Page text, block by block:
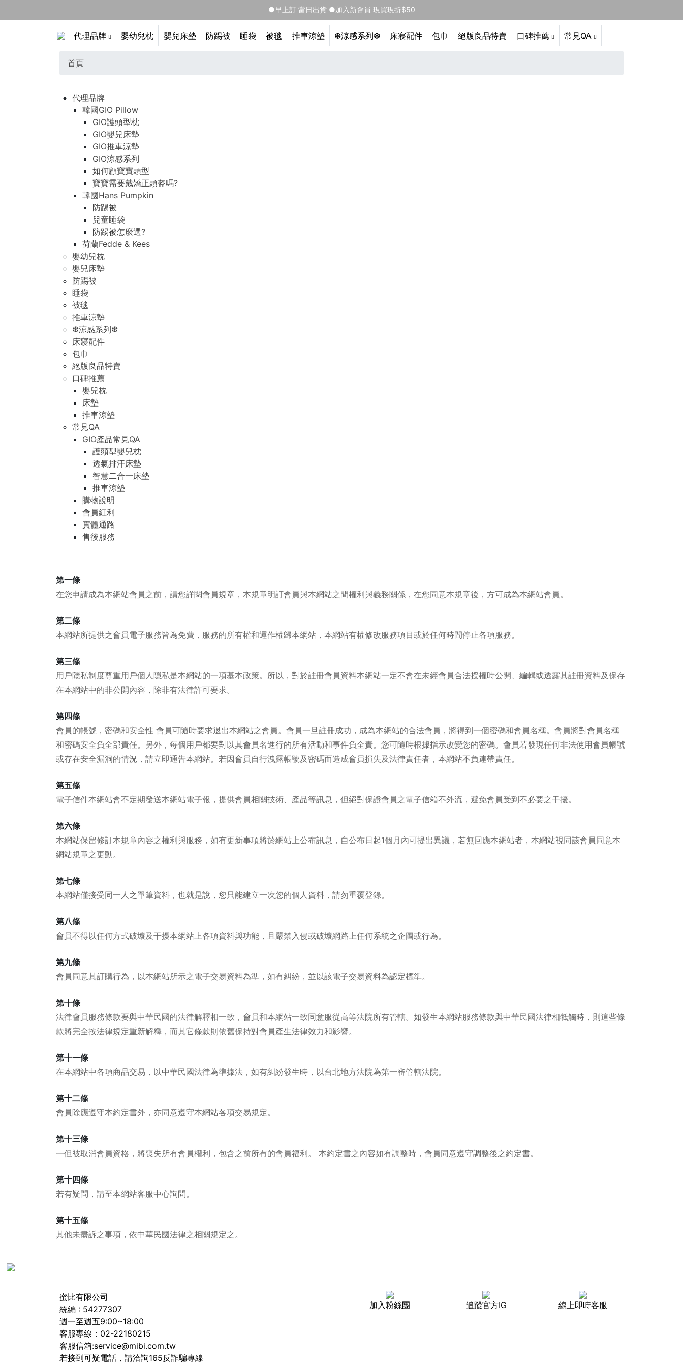
代理品牌 嬰幼兒枕 嬰兒床墊 防踢被 睡袋 被毯 推車涼墊 ❆涼感系列❆ 床寢配件 包巾 絕版良品特賣 口碑推薦 常見QA
●早上訂 當日出貨 ●加入新會員 現買現折$50
首頁
代理品牌
韓國GIO Pillow
GIO護頭型枕
GIO嬰兒床墊
GIO推車涼墊
GIO涼感系列
如何顧寶寶頭型
寶寶需要戴矯正頭盔嗎?
韓國Hans Pumpkin
防踢被
兒童睡袋
防踢被怎麼選?
荷蘭Fedde & Kees
嬰幼兒枕
嬰兒床墊
防踢被
睡袋
被毯
推車涼墊
❆涼感系列❆
床寢配件
包巾
絕版良品特賣
口碑推薦
嬰兒枕
床墊
推車涼墊
常見QA
GIO產品常見QA
護頭型嬰兒枕
透氣排汗床墊
智慧二合一床墊
推車涼墊
購物說明
會員紅利
實體通路
售後服務
第一條
在您申請成為本網站會員之前，請您詳閱會員規章，本規章明訂會員與本網站之間權利與義務關係，在您同意本規章後，方可成為本網站會員。
第二條
本網站所提供之會員電子服務皆為免費，服務的所有權和運作權歸本網站，本網站有權修改服務項目或於任何時間停止各項服務。
第三條
用戶隱私制度尊重用戶個人隱私是本網站的一項基本政策。所以，對於註冊會員資料本網站一定不會在未經會員合法授權時公開、編輯或透露其註冊資料及保存
在本網站中的非公開內容，除非有法律許可要求。
第四條
會員的帳號，密碼和安全性 會員可隨時要求退出本網站之會員。會員一旦註冊成功，成為本網站的合法會員，將得到一個密碼和會員名稱。會員將對會員名稱
和密碼安全負全部責任。另外，每個用戶都要對以其會員名進行的所有活動和事件負全責。您可隨時根據指示改變您的密碼。會員若發現任何非法使用會員帳號
或存在安全漏洞的情況，請立即通告本網站。若因會員自行洩露帳號及密碼而造成會員損失及法律責任者，本網站不負連帶責任。
第五條
電子信件本網站會不定期發送本網站電子報，提供會員相關技術、產品等訊息，但絕對保證會員之電子信箱不外流，避免會員受到不必要之干擾。
第六條
本網站保留修訂本規章內容之權利與服務，如有更新事項將於網站上公布訊息，自公布日起1個月內可提出異議，若無回應本網站者，本網站視同該會員同意本
網站規章之更動。
第七條
本網站僅接受同一人之單筆資料，也就是說，您只能建立一次您的個人資料，請勿重覆登錄。
第八條
會員不得以任何方式破壞及干擾本網站上各項資料與功能，且嚴禁入侵或破壞網路上任何系統之企圖或行為。
第九條
會員同意其訂購行為，以本網站所示之電子交易資料為準，如有糾紛，並以該電子交易資料為認定標準。
第十條
法律會員服務條款要與中華民國的法律解釋相一致，會員和本網站一致同意服從高等法院所有管轄。如發生本網站服務條款與中華民國法律相牴觸時，則這些條
款將完全按法律規定重新解釋，而其它條款則依舊保持對會員產生法律效力和影響。
第十一條
在本網站中各項商品交易，以中華民國法律為準據法，如有糾紛發生時，以台北地方法院為第一審管轄法院。
第十二條
會員除應遵守本約定書外，亦同意遵守本網站各項交易規定。
第十三條
一但被取消會員資格，將喪失所有會員權利，包含之前所有的會員福利。 本約定書之內容如有調整時，會員同意遵守調整後之約定書。
第十四條
若有疑問，請至本網站客服中心詢問。
第十五條
其他未盡訴之事項，依中華民國法律之相關規定之。
蜜比有限公司
統編 : 54277307
週一至週五9:00~18:00
客服專線：02-22180215
客服信箱:service@mibi.com.tw
若接到可疑電話，請洽詢165反詐騙專線
加入粉絲團 追蹤官方IG 線上即時客服